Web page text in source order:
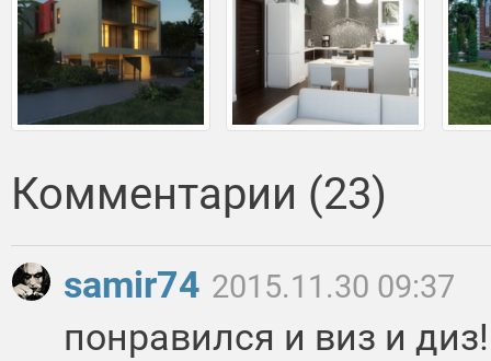
Комментарии (23)
samir74 2015.11.30 09:37
понравился и виз и